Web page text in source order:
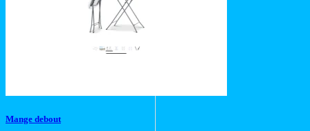
Mange debout